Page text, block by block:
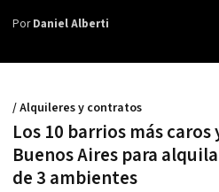
PorDaniel Alberti
Los 10 barrios más
Buenos Aires para
de 3 ambientes
/ Alquileres y contratos